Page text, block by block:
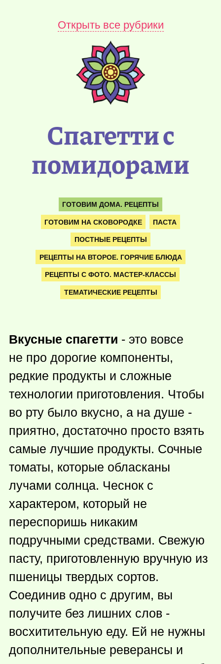
Открыть все рубрики
Спагетти с
помидорами
ГОТОВИМ ДОМА. РЕЦЕПТЫ
ГОТОВИМ НА СКОВОРОДКЕ ПАСТА
ПОСТНЫЕ РЕЦЕПТЫ
РЕЦЕПТЫ НА ВТОРОЕ. ГОРЯЧИЕ БЛЮДА
РЕЦЕПТЫ С ФОТО. МАСТЕР-КЛАССЫ
ТЕМАТИЧЕСКИЕ РЕЦЕПТЫ
Вкусные спагетти - это вовсе
не про дорогие компоненты,
редкие продукты и сложные
технологии приготовления. Чтобы
во рту было вкусно, а на душе -
приятно, достаточно просто взять
самые лучшие продукты. Сочные
томаты, которые обласканы
лучами солнца. Чеснок с
характером, который не
переспоришь никаким
подручными средствами. Свежую
пасту, приготовленную вручную из
пшеницы твердых сортов.
Соединив одно с другим, вы
получите без лишних слов -
восхитительную еду. Ей не нужны
дополнительные реверансы и